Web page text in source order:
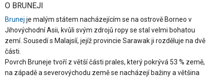
O BRUNEJI
Brunej je malým státem nacházejícím se na ostrově Borneo v
Jihovýchodní Asii, kvůli svým zdrojů ropy se stal velmi bohatou
zemí. Sousedí s Malajsíí, jejíž provincie Sarawak ji rozděluje na dvě
části.
Povrch Bruneje tvoří z větší části prales, který pokrývá 53 % země,
na západě a severovýchodu země se nacházejí bažiny a většina